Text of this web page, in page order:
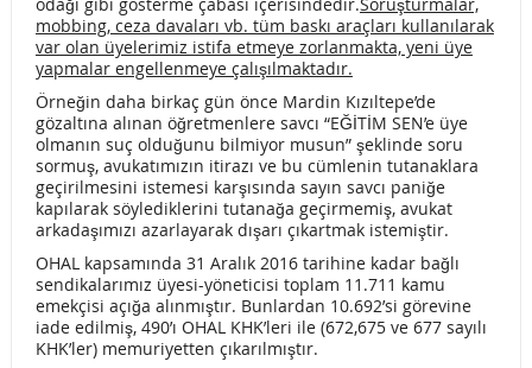
“OHAL-KHK REJİMİ VE İHRAÇ KURULTAYI’MIZI
GERÇEKLEŞTİRDİK!
HALİT AKÇATEPE’Yİ KAYBETTİK…
OHAL, KHK REJİMİ VE KAMU EMEKÇİLERİ İHRAÇ KURULTAYI
PROGRAM…
OHAL, KHK REJİMİ VE KAMU EMEKÇİLERİ İHRAÇ KURULTAYI
BASIN AÇIKLAMASI…
27 MART DÜNYA TİYATROLAR GÜNÜ…
mobbing, ceza davaları vb. tüm baskı araçları kullanılarak
var olan üyelerimiz istifa etmeye zorlanmakta, yeni üye
yapmalar engellenmeye çalışılmaktadır.
Örneğin daha birkaç gün önce Mardin Kızıltepe’de
gözaltına alınan öğretmenlere savcı “EĞİTİM SEN’e üye
olmanın suç olduğunu bilmiyor musun” şeklinde soru
sormuş, avukatımızın itirazı ve bu cümlenin tutanaklara
geçirilmesini istemesi karşısında sayın savcı paniğe
kapılarak söylediklerini tutanağa geçirmemiş, avukat
arkadaşımızı azarlayarak dışarı çıkartmak istemiştir.
OHAL kapsamında 31 Aralık 2016 tarihine kadar bağlı
sendikalarımız üyesi-yöneticisi toplam 11.711 kamu
emekçisi açığa alınmıştır. Bunlardan 10.692’si görevine
iade edilmiş, 490’ı OHAL KHK’leri ile (672,675 ve 677 sayılı
KHK’ler) memuriyetten çıkarılmıştır.